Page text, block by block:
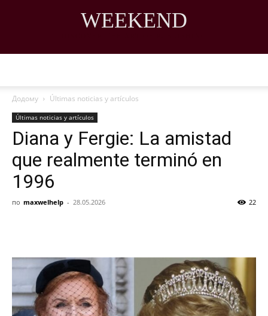
WEEKEND
Додому Últimas noticias y artículos
Últimas noticias y artículos
Diana y Fergie: La amistad
que realmente terminó en
1996
по maxwelhelp - 28.05.2026 22